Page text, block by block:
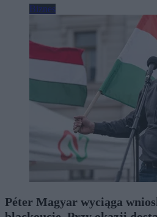
Biznes
Péter Magyar wyciąga